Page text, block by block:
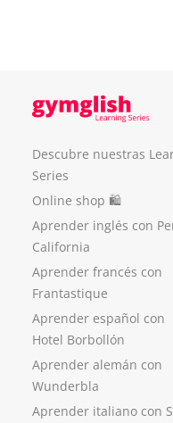
Descubre nuestras
Series
Online shop 🛍
Aprender inglés con
California
Aprender francés con
Frantastique
Aprender español con
Hotel Borbollón
Aprender alemán con
Wunderbla
Aprender italiano con